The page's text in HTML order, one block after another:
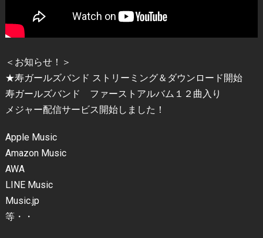
＜お知らせ！＞
★寿ガールズバンド ストリーミング＆ダウンロード開始
寿ガールズバンド ファーストアルバム１２曲入り
メジャー配信サービス開始しました！
Apple Music
Amazon Music
AWA
LINE Music
Music.jp
等・・